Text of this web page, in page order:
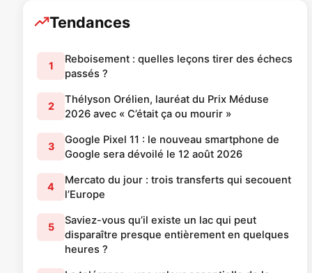
Tendances
1
Reboisement : quelles leçons tirer des échecs
passés ?
2
Thélyson Orélien, lauréat du Prix Méduse
2026 avec « C’était ça ou mourir »
3
Google Pixel 11 : le nouveau smartphone de
Google sera dévoilé le 12 août 2026
4
Mercato du jour : trois transferts qui secouent
l’Europe
5
Saviez-vous qu’il existe un lac qui peut
disparaître presque entièrement en quelques
heures ?